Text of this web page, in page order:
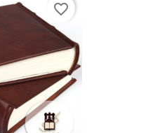
favorite_border